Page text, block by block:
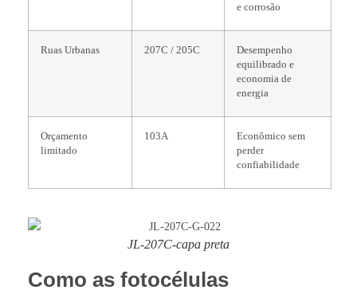
e corrosão
Ruas Urbanas 207C / 205C
Desempenho
equilibrado e
economia de
energia
Orçamento
limitado
103A
Econômico sem
perder
confiabilidade
JL-207C-capa preta
Como as fotocélulas